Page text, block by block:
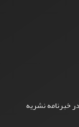
خبرنامه نشریه